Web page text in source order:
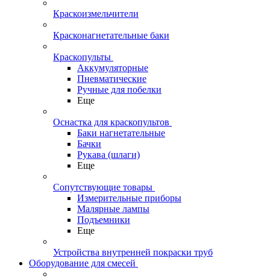
Краскоизмельчители
Красконагнетательные баки
Краскопульты
Аккумуляторные
Пневматические
Ручные для побелки
Еще
Оснастка для краскопультов
Баки нагнетательные
Бачки
Рукава (шлаги)
Еще
Сопутствующие товары
Измерительные приборы
Малярные лампы
Подъемники
Еще
Устройства внутренней покраски труб
Оборудование для смесей